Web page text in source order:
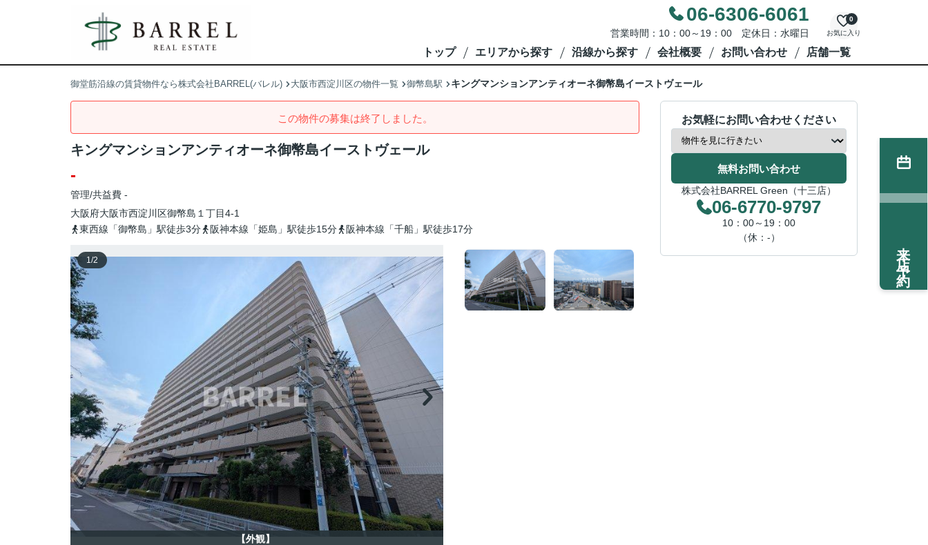
06-6306-6061
営業時間：10：00～19：00 定休日：水曜日 お気に入り
0
トップ エリアから探す 沿線から探す 会社概要 お問い合わせ 店舗一覧
御堂筋沿線の賃貸物件なら株式会社BARREL(バレル) 大阪市西淀川区の物件一覧 御幣島駅 キングマンションアンティオーネ御幣島イーストヴェール
この物件の募集は終了しました。
キングマンションアンティオーネ御幣島イーストヴェール
-
管理/共益費 -
大阪府大阪市西淀川区御幣島 １丁目4-1
東西線「御幣島」駅徒歩3分
阪神本線「姫島」駅徒歩15分 阪神本線「千船」駅徒歩17分
1/2
【外観】
お気軽にお問い合わせください
無料お問い合わせ
株式会社BARREL Green（十三店）
06-6770-9797
10：00～19：00
（休：-）
来店予約